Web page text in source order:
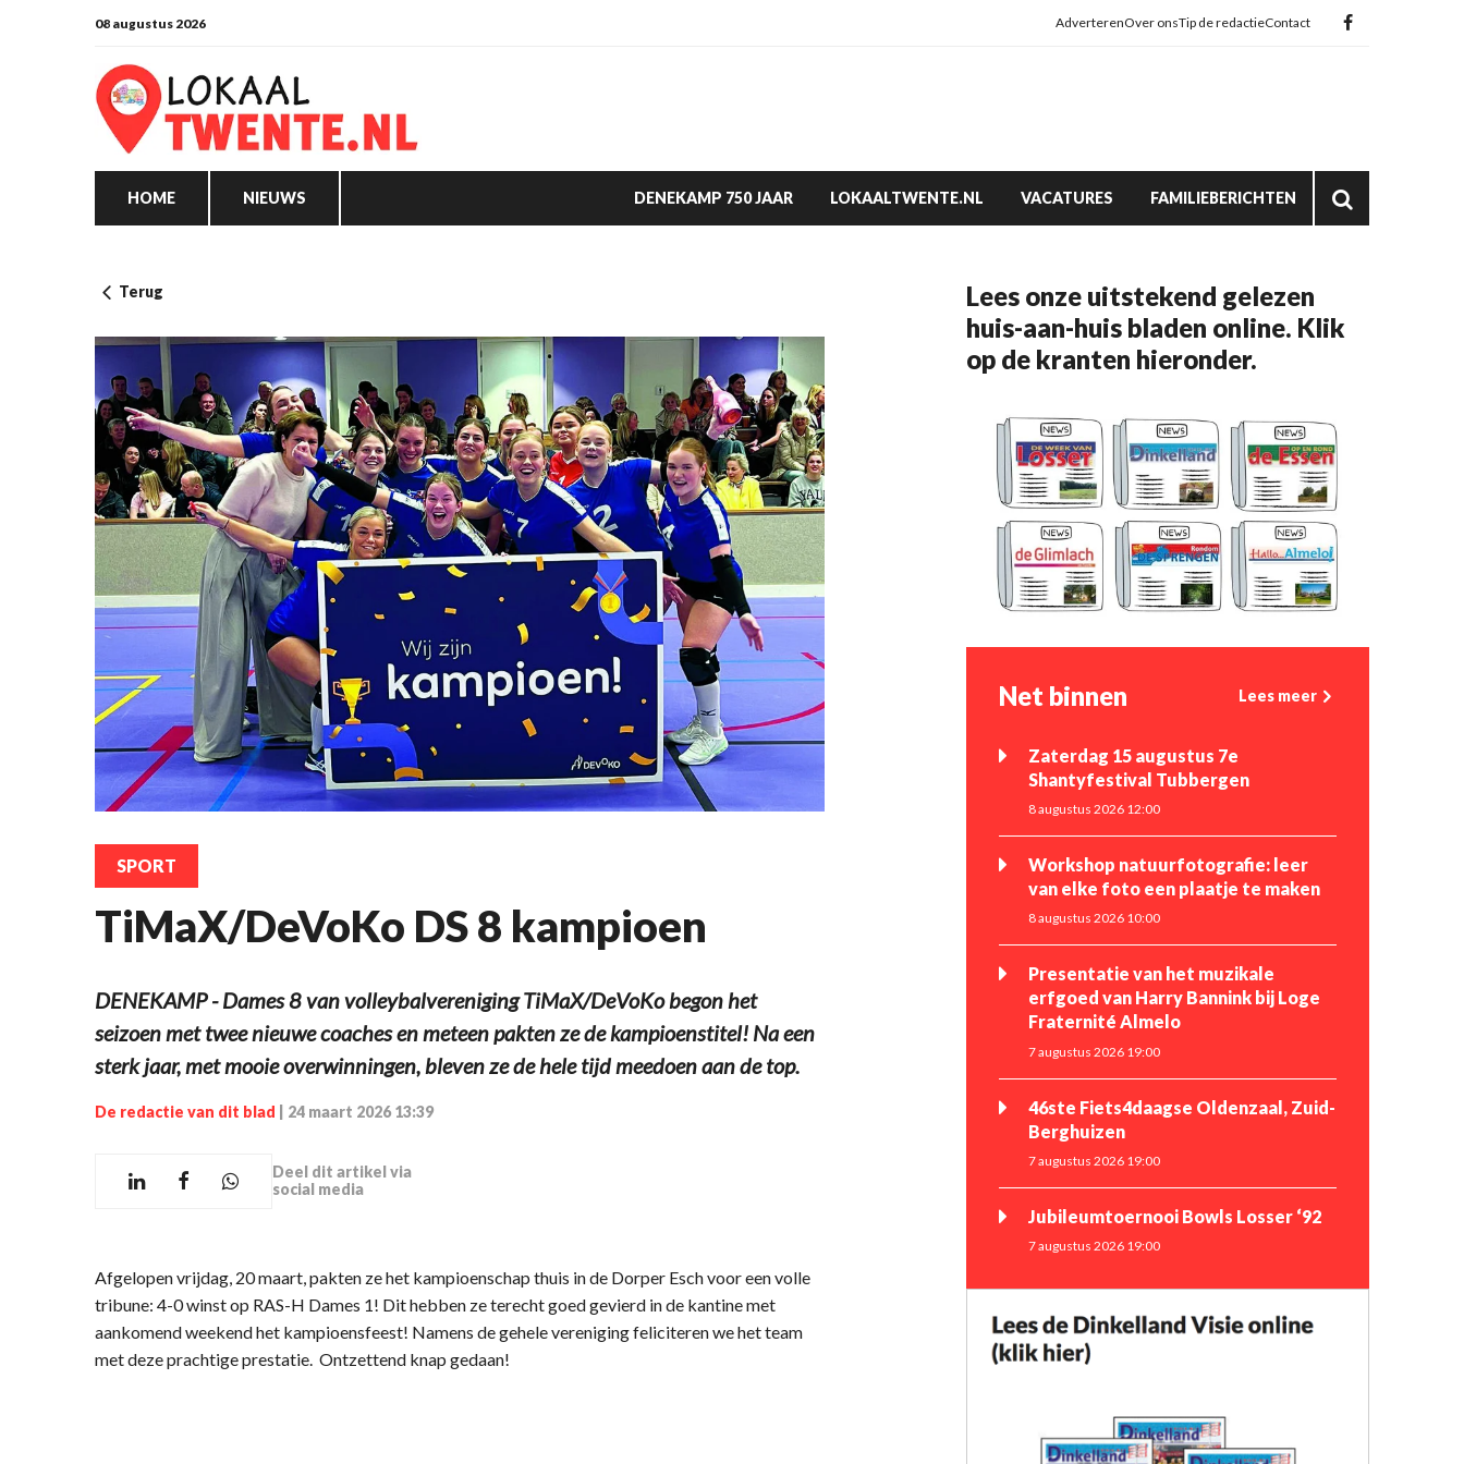
08 augustus 2026 AdverterenOver onsTip de redactieContact
HOME NIEUWS DENEKAMP 750 JAAR LOKAALTWENTE.NL VACATURES FAMILIEBERICHTEN
Terug
SPORT
TiMaX/DeVoKo DS 8 kampioen
DENEKAMP - Dames 8 van volleybalvereniging TiMaX/DeVoKo begon het
seizoen met twee nieuwe coaches en meteen pakten ze de kampioenstitel! Na een
sterk jaar, met mooie overwinningen, bleven ze de hele tijd meedoen aan de top.
De redactie van dit blad 24 maart 2026 13:39
Deel dit artikel via
social media
Afgelopen vrijdag, 20 maart, pakten ze het kampioenschap thuis in de Dorper Esch voor een volle
tribune: 4-0 winst op RAS-H Dames 1! Dit hebben ze terecht goed gevierd in de kantine met
aankomend weekend het kampioensfeest! Namens de gehele vereniging feliciteren we het team
met deze prachtige prestatie. Ontzettend knap gedaan!
Lees onze uitstekend gelezen
huis-aan-huis bladen online. Klik
op de kranten hieronder.
Net binnen Lees meer
Zaterdag 15 augustus 7e
Shantyfestival Tubbergen
8 augustus 2026 12:00
Workshop natuurfotografie: leer
van elke foto een plaatje te maken
8 augustus 2026 10:00
Presentatie van het muzikale
erfgoed van Harry Bannink bij Loge
Fraternité Almelo
7 augustus 2026 19:00
46ste Fiets4daagse Oldenzaal, Zuid-
Berghuizen
7 augustus 2026 19:00
Jubileumtoernooi Bowls Losser ‘92
7 augustus 2026 19:00